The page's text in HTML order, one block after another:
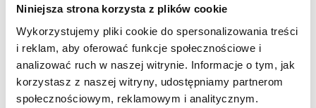
Niniejsza strona korzysta z plików cookie
Wykorzystujemy pliki cookie do spersonalizowania treści
i reklam, aby oferować funkcje społecznościowe i
analizować ruch w naszej witrynie. Informacje o tym, jak
korzystasz z naszej witryny, udostępniamy partnerom
społecznościowym, reklamowym i analitycznym.
Potrzebujesz większą ilość? Zapraszamy do naszej
Opis produktu